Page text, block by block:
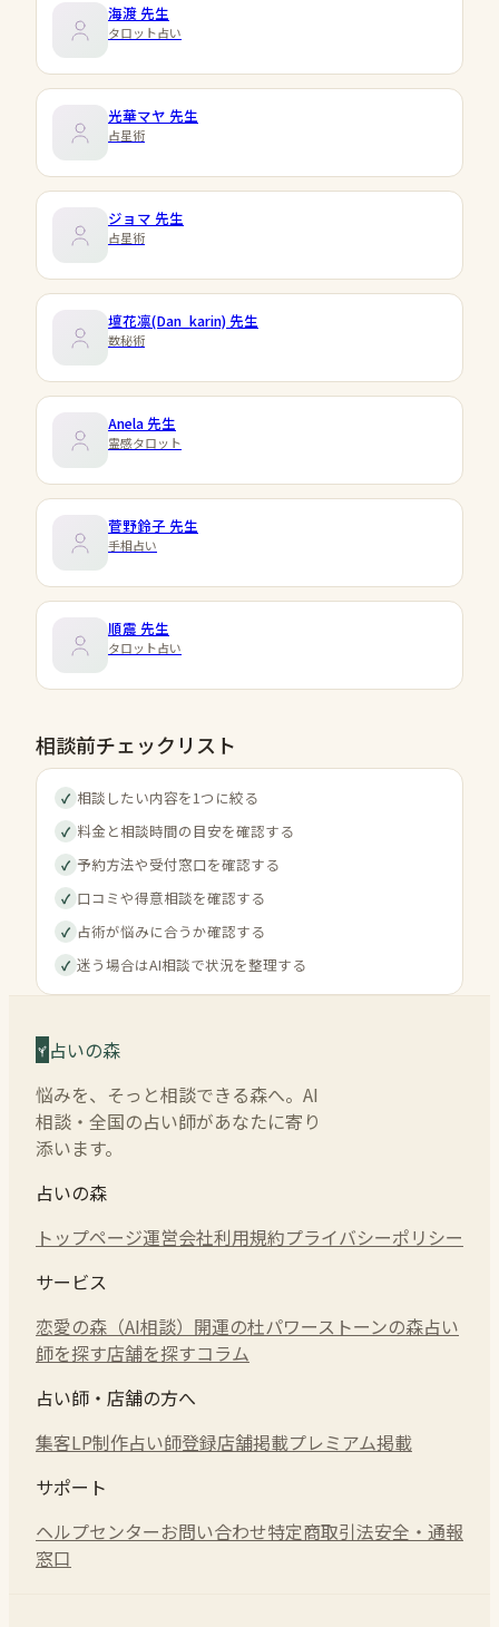
海渡先生
タロット占い
光華マヤ 先生
占星術
ジョマ 先生
占星術
壇花凛(Dan_karin)先生
数秘術
Anela先生
霊感タロット
菅野鈴子 先生
手相占い
順震 先生
タロット占い
相談前チェックリスト
✓ 相談したい内容を1つに絞る
✓ 料金と相談時間の目安を確認する
✓ 予約方法や受付窓口を確認する
✓ 口コミや得意相談を確認する
✓ 占術が悩みに合うか確認する
✓ 迷う場合はAI相談で状況を整理する
占いの森
悩みを、そっと相談できる森へ。AI
相談・全国の占い師があなたに寄り
添います。
占いの森
トップページ運営会社利用規約プライバシーポリシー
サービス
恋愛の森（AI相談） 開運の杜パワーストーンの森占い
師を探す店舗を探すコラム
占い師・店舗の方へ
集客LP制作占い師登録店舗掲載プレミアム掲載
サポート
ヘルプセンターお問い合わせ特定商取引法安全・通報
窓口